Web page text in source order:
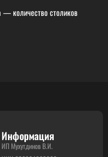
— количество столиков
Информация
ИП Мухутдинов В.И.